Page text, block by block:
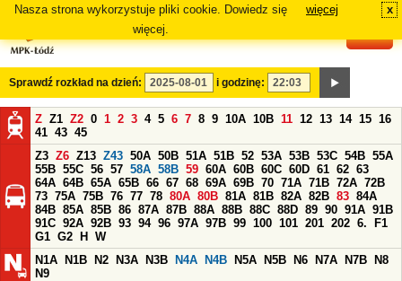
Nasza strona wykorzystuje pliki cookie. Dowiedz się
więcej.
więcej x
Sprawdź rozkład na dzień: i godzinę:
Z Z1 Z2 0 1 2 3 4 5 6 7 8 9 10A 10B 11 12 13 14 15 16
41 43 45
Z3 Z6 Z13 Z43 50A 50B 51A 51B 52 53A 53B 53C 54B 55A
55B 55C 56 57 58A 58B 59 60A 60B 60C 60D 61 62 63
64A 64B 65A 65B 66 67 68 69A 69B 70 71A 71B 72A 72B
73 75A 75B 76 77 78 80A 80B 81A 81B 82A 82B 83 84A
84B 85A 85B 86 87A 87B 88A 88B 88C 88D 89 90 91A 91B
91C 92A 92B 93 94 96 97A 97B 99 100 101 201 202 6.
F1
G1 G2 H
W
N1A
N1B N2 N3A N3B N4A N4B N5A N5B N6 N7A N7B
N8
N9